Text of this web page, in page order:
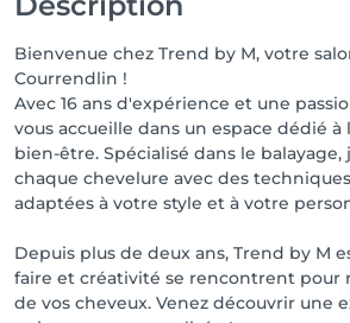
Bienvenue chez Trend by M, votre
Courrendlin !
Avec 16 ans d'expérience et une
vous accueille dans un espace dédié à
bien-être. Spécialisé dans le
chaque chevelure avec des
adaptées à votre style et à votre
Depuis plus de deux ans, Trend by M
faire et créativité se rencontrent pour
de vos cheveux. Venez découvrir une